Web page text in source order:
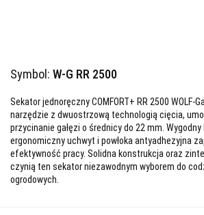
Symbol: W-G RR 2500
Sekator jednoręczny COMFORT+ RR 2500 WOLF-
narzędzie z dwuostrzową technologią cięcia,
przycinanie gałęzi o średnicy do 22 mm. Wygodny
ergonomiczny uchwyt i powłoka antyadhezyjna
efektywność pracy. Solidna konstrukcja oraz
czynią ten sekator niezawodnym wyborem do
ogrodowych.